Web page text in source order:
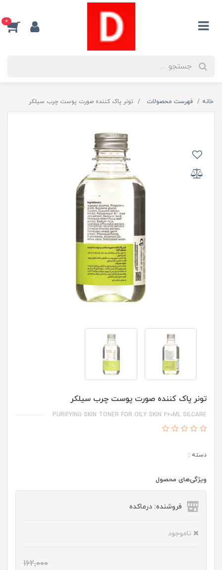
0
خانه فهرست محصولات تونر پاک کننده صورت پوست چرب سیلکر
تونر پاک کننده صورت پوست چرب سیلکر
PURIFYING SKIN TONER FOR OILY SKIN 260ML SILCARE
دسته :
ویژگی‌های محصول
فروشنده: درماکده
ناموجود
162,000